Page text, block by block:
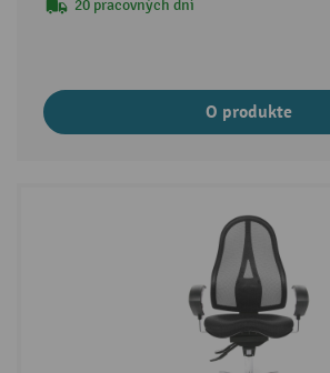
20 pracovných dní
O produkte